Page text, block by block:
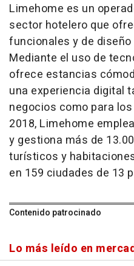
Limehome es un
sector hotelero que
funcionales y de diseño
Mediante el uso de
ofrece estancias
una experiencia digital
negocios como para
2018, Limehome
y gestiona más de
turísticos y
en 159 ciudades de 13
Contenido patrocinado
Lo más leído en